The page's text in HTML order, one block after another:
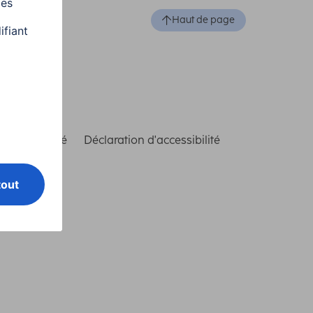
Haut de page
conformité Déclaration d'accessibilité